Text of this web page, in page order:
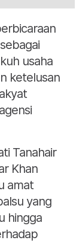
usaha
ketelusan
Tanahair
Khan
amat
yang
hingga